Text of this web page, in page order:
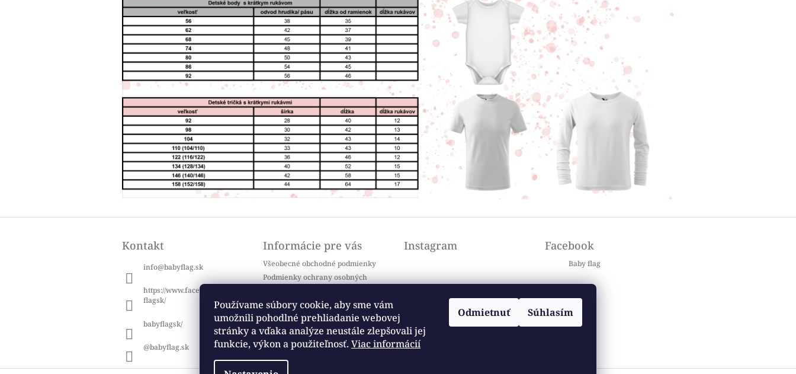
Používame súbory cookie, aby sme vám
umožnili pohodlné prehliadanie webovej
stránky a vďaka analýze neustále zlepšovali jej
funkcie, výkon a použiteľnosť. Viac informácií
Odmietnuť Súhlasím
Z
Kontakt
info@babyflag.sk
https://www.facebook.com/baby
flagsk/
babyflagsk/
@babyflag.sk
Informácie pre vás
Všeobecné obchodné podmienky
Podmienky ochrany osobných
údajov
Doprava a platba
Kontakty
Často kladené otázky / FAQ
Moja objednávka
Instagram
Sledovať na Instagrame
Facebook
Baby flag